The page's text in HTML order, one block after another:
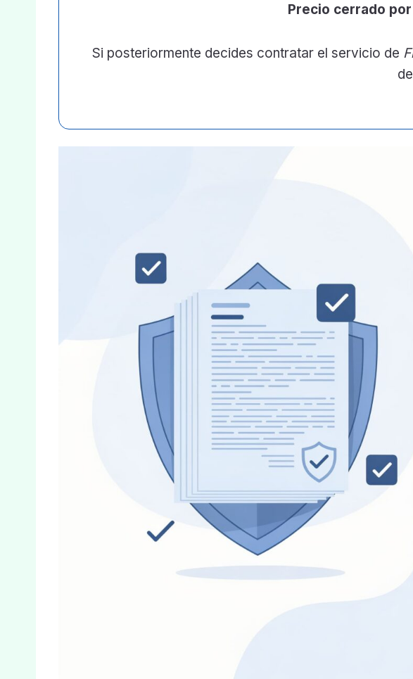
Precio cerrado
Si posteriormente decides contratar el servicio de